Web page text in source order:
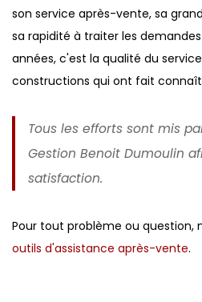
son service après-vente, sa
sa rapidité à traiter les
années, c'est la qualité du
constructions qui ont fait
Tous les efforts sont mis
Gestion Benoit Dumoulin
satisfaction.
Pour tout problème ou question,
outils d'assistance après-vente.